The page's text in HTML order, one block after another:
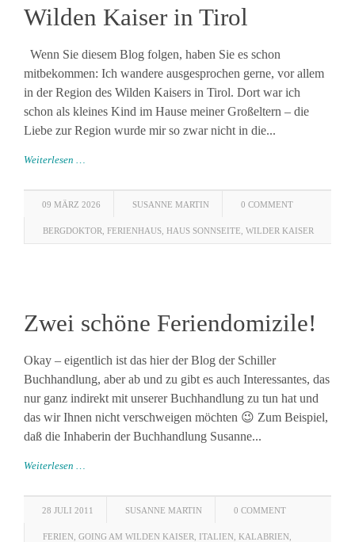
Wilden Kaiser in Tirol
Wenn Sie diesem Blog folgen, haben Sie es schon
mitbekommen: Ich wandere ausgesprochen gerne, vor allem
in der Region des Wilden Kaisers in Tirol. Dort war ich
schon als kleines Kind im Hause meiner Großeltern – die
Liebe zur Region wurde mir so zwar nicht in die...
Weiterlesen …
09 MÄRZ 2026 SUSANNE MARTIN 0 COMMENT
BERGDOKTOR FERIENHAUS HAUS SONNSEITE WILDER KAISER
Zwei schöne Feriendomizile!
Okay – eigentlich ist das hier der Blog der Schiller
Buchhandlung, aber ab und zu gibt es auch Interessantes, das
nur ganz indirekt mit unserer Buchhandlung zu tun hat und
das wir Ihnen nicht verschweigen möchten 😉 Zum Beispiel,
daß die Inhaberin der Buchhandlung Susanne...
Weiterlesen …
28 JULI 2011 SUSANNE MARTIN 0 COMMENT
FERIEN GOING AM WILDEN KAISER ITALIEN KALABRIEN